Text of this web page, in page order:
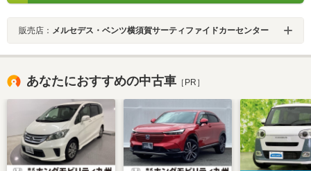
販売店： メルセデス・ベンツ横須賀サーティファイドカーセンター
あなたにおすすめの中古車 ［PR］